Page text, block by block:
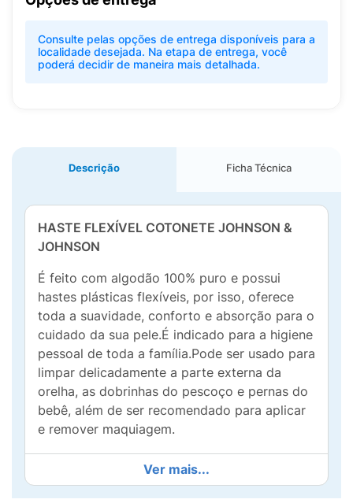
Consulte pelas opções de entrega disponíveis para a
localidade desejada. Na etapa de entrega, você
poderá decidir de maneira mais detalhada.
Descrição Ficha Técnica
HASTE FLEXÍVEL COTONETE JOHNSON &
JOHNSON
É feito com algodão 100% puro e possui
hastes plásticas flexíveis, por isso, oferece
toda a suavidade, conforto e absorção para o
cuidado da sua pele.É indicado para a higiene
pessoal de toda a família.Pode ser usado para
limpar delicadamente a parte externa da
orelha, as dobrinhas do pescoço e pernas do
bebê, além de ser recomendado para aplicar
e remover maquiagem.
Ver mais...